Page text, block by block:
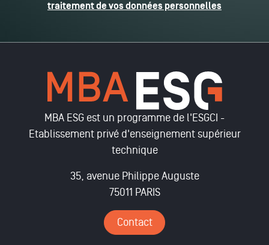
traitement de vos données personnelles
MBA ESG est un programme de l'ESGCI -
Etablissement privé d'enseignement supérieur
technique
35, avenue Philippe Auguste
75011 PARIS
Contact